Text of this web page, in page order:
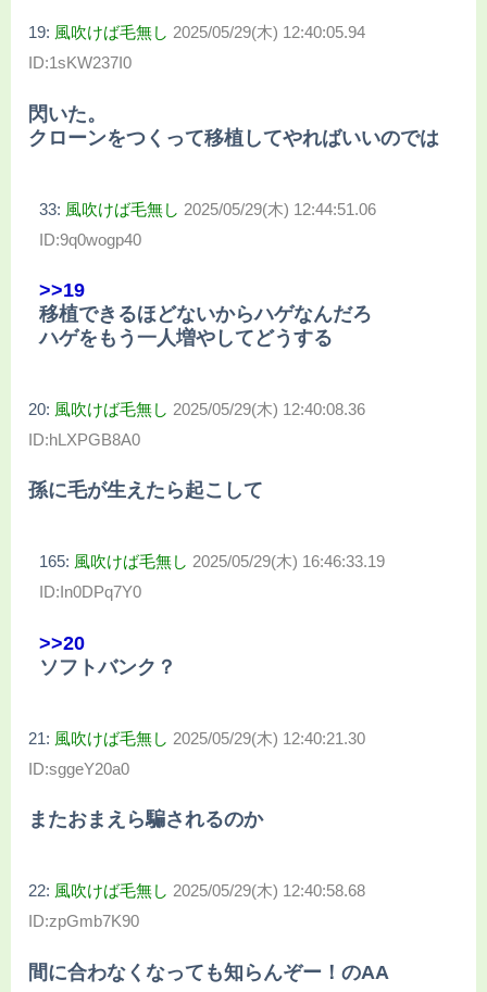
19: 風吹けば毛無し 2025/05/29(木) 12:40:05.94
ID:1sKW237I0
閃いた。
クローンをつくって移植してやればいいのでは
33: 風吹けば毛無し 2025/05/29(木) 12:44:51.06
ID:9q0wogp40
>>19
移植できるほどないからハゲなんだろ
ハゲをもう一人増やしてどうする
20: 風吹けば毛無し 2025/05/29(木) 12:40:08.36
ID:hLXPGB8A0
孫に毛が生えたら起こして
165: 風吹けば毛無し 2025/05/29(木) 16:46:33.19
ID:In0DPq7Y0
>>20
ソフトバンク？
21: 風吹けば毛無し 2025/05/29(木) 12:40:21.30
ID:sggeY20a0
またおまえら騙されるのか
22: 風吹けば毛無し 2025/05/29(木) 12:40:58.68
ID:zpGmb7K90
間に合わなくなっても知らんぞー！のAA